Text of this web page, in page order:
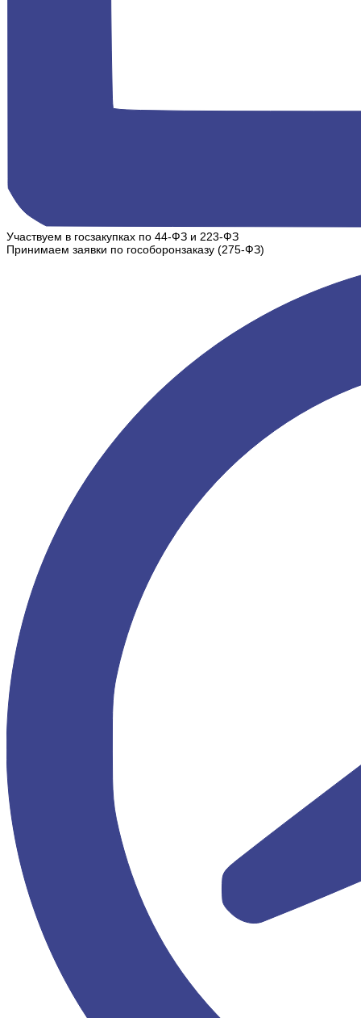
Участвуем в госзакупках по 44-ФЗ и 223-ФЗ
Принимаем заявки по гособоронзаказу (275-ФЗ)